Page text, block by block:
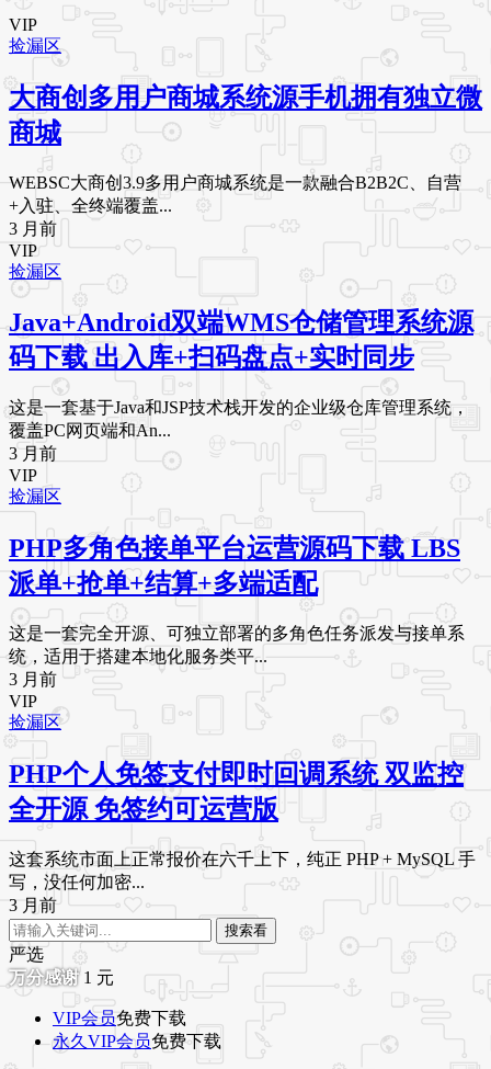
VIP
捡漏区
大商创多用户商城系统源手机拥有独立微
商城
WEBSC大商创3.9多用户商城系统是一款融合B2B2C、自营
+入驻、全终端覆盖...
3 月前
VIP
捡漏区
Java+Android双端WMS仓储管理系统源
码下载 出入库+扫码盘点+实时同步
这是一套基于Java和JSP技术栈开发的企业级仓库管理系统，
覆盖PC网页端和An...
3 月前
VIP
捡漏区
PHP多角色接单平台运营源码下载 LBS
派单+抢单+结算+多端适配
这是一套完全开源、可独立部署的多角色任务派发与接单系
统，适用于搭建本地化服务类平...
3 月前
VIP
捡漏区
PHP个人免签支付即时回调系统 双监控
全开源 免签约可运营版
这套系统市面上正常报价在六千上下，纯正 PHP + MySQL 手
写，没任何加密...
3 月前
搜索看
严选
1 元
VIP会员免费下载
永久VIP会员免费下载